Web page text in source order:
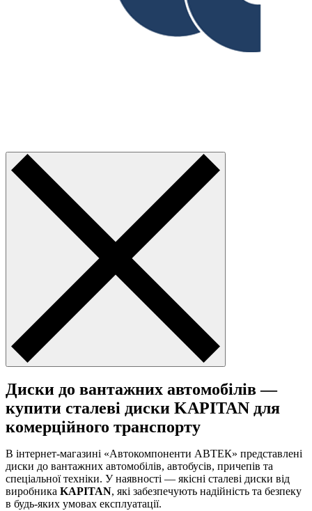
Диски до вантажних автомобілів —
купити сталеві диски KAPITAN для
комерційного транспорту
В інтернет-магазині «Автокомпоненти АВТЕК» представлені
диски до вантажних автомобілів, автобусів, причепів та
спеціальної техніки. У наявності — якісні сталеві диски від
виробника KAPITAN, які забезпечують надійність та безпеку
в будь-яких умовах експлуатації.